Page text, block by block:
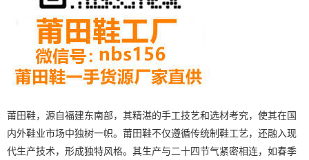
莆田鞋，源自福建东南部，其精湛的手工技艺和选材考究，使其在国
内外鞋业市场中独树一帜。莆田鞋不仅遵循传统制鞋工艺，还融入现
代生产技术，形成独特风格。其生产与二十四节气紧密相连，如春季